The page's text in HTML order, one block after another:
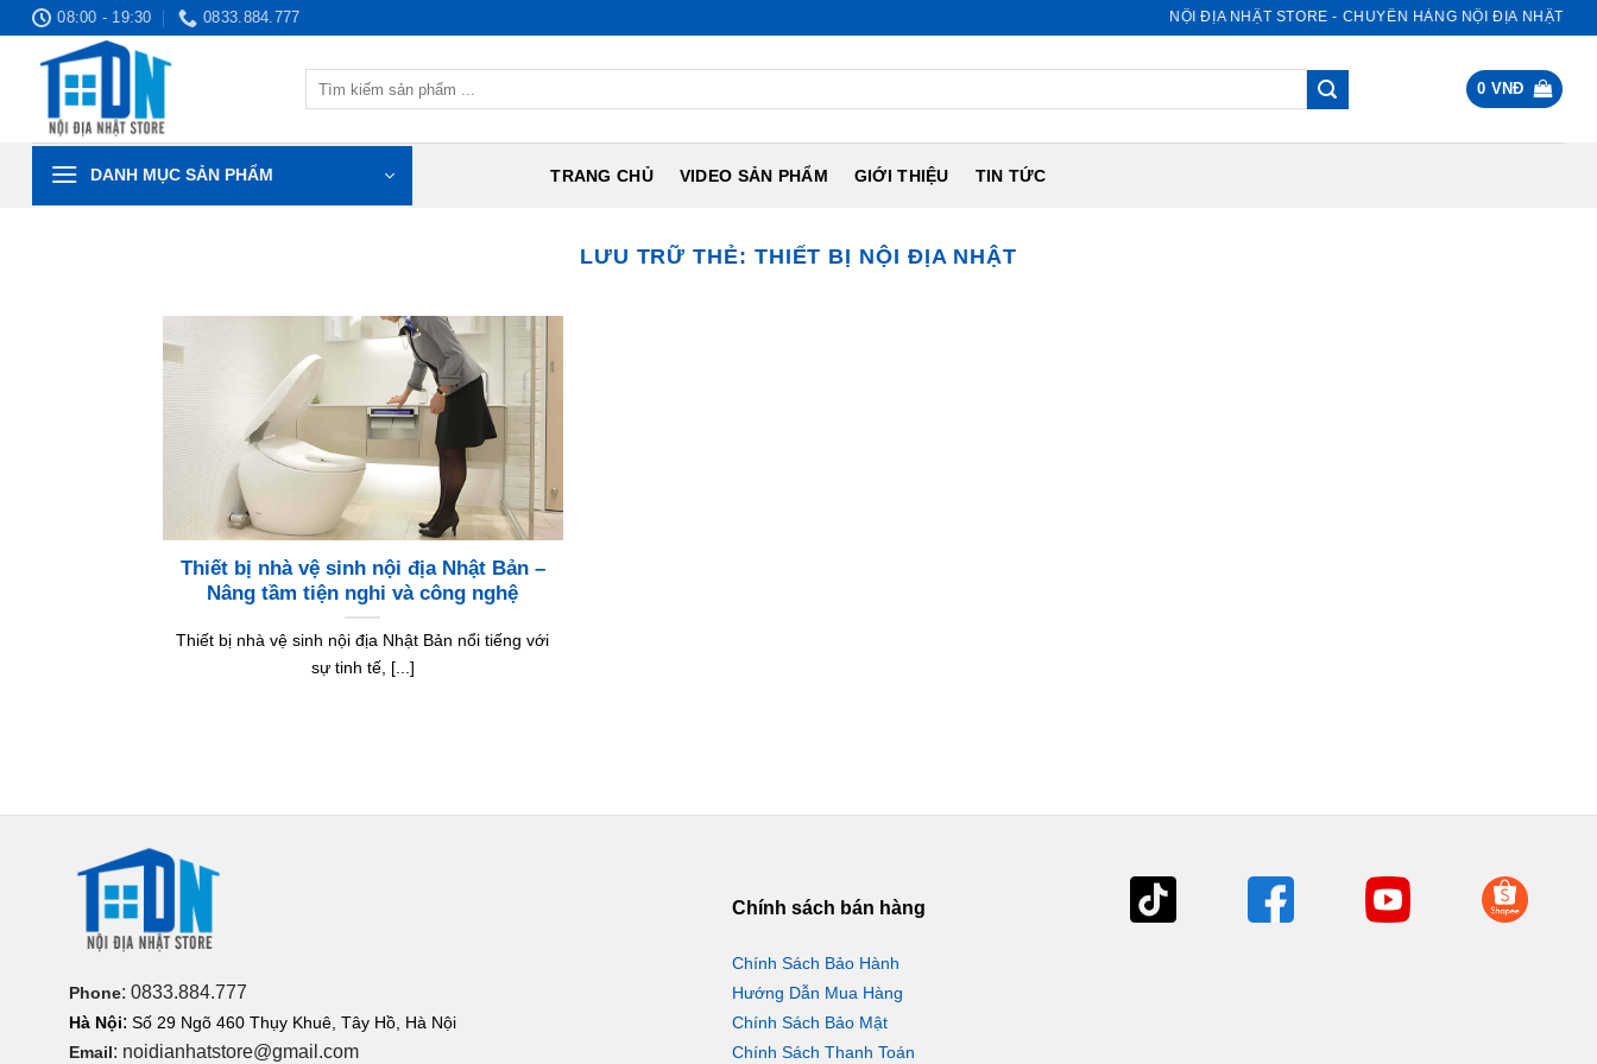
08:00 - 19:30 0833.884.777 NỘI ĐỊA NHẬT STORE - CHUYÊN HÀNG NỘI ĐỊA NHẬT
0 VNĐ
DANH MỤC SẢN PHẨM TRANG CHỦ VIDEO SẢN PHẨM GIỚI THIỆU TIN TỨC
LƯU TRỮ THẺ: THIẾT BỊ NỘI ĐỊA NHẬT
Thiết bị nhà vệ sinh nội địa Nhật Bản –
Nâng tầm tiện nghi và công nghệ
Thiết bị nhà vệ sinh nội địa Nhật Bản nổi tiếng với
sự tinh tế, [...]
Phone: 0833.884.777
Hà Nội: Số 29 Ngõ 460 Thụy Khuê, Tây Hồ, Hà Nội
Email: noidianhatstore@gmail.com
Chính sách bán hàng
Chính Sách Bảo Hành
Hướng Dẫn Mua Hàng
Chính Sách Bảo Mật
Chính Sách Thanh Toán